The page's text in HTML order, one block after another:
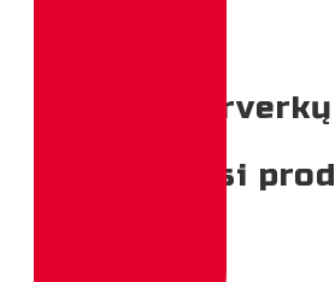
Reikia
Perkamiausi